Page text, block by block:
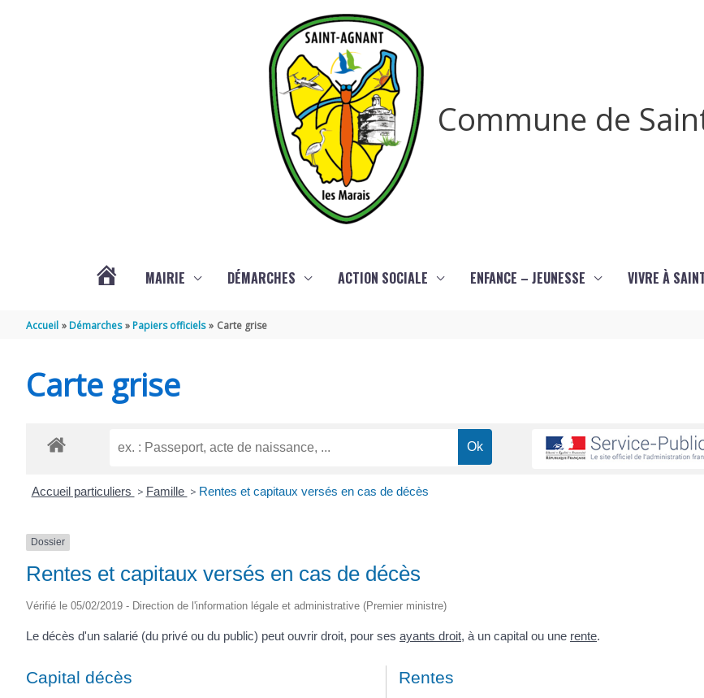
Commune de
SAINT-
MAIRIE DÉMARCHES ACTION SOCIALE ENFANCE – JEUNESSE VIVRE À
Accueil Démarches Papiers officiels Carte grise
Carte grise
Accueil particuliers > Famille > Rentes et capitaux versés en cas de décès
Dossier
Rentes et capitaux versés en cas de décès
Vérifié le 05/02/2019 - Direction de l'information légale et administrative (Premier ministre)
Le décès d'un salarié (du privé ou du public) peut ouvrir droit, pour ses ayants droit, à un capital ou une rente.
Capital décès Rentes